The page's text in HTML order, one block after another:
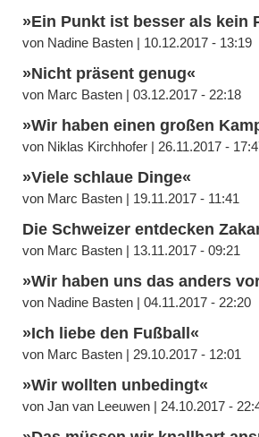
»Ein Punkt ist besser als kein
von Nadine Basten | 10.12.2017 - 13:19
»Nicht präsent genug«
von Marc Basten | 03.12.2017 - 22:18
»Wir haben einen großen
von Niklas Kirchhofer | 26.11.2017 -
»Viele schlaue Dinge«
von Marc Basten | 19.11.2017 - 11:41
Die Schweizer entdecken
von Marc Basten | 13.11.2017 - 09:21
»Wir haben uns das anders
von Nadine Basten | 04.11.2017 - 22:20
»Ich liebe den Fußball«
von Marc Basten | 29.10.2017 - 12:01
»Wir wollten unbedingt«
von Jan van Leeuwen | 24.10.2017 -